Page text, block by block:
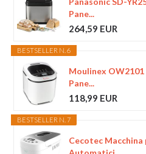
Pane...
264,59 EUR
BESTSELLER N. 6
Moulinex
Pane...
118,99 EUR
BESTSELLER N. 7
Cecotec Macchina